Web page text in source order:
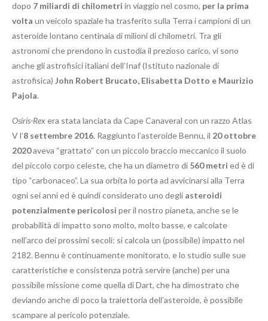
dopo 7 miliardi di chilometri in viaggio nel cosmo, per la prima
volta un veicolo spaziale ha trasferito sulla Terra i campioni di un
asteroide lontano centinaia di milioni di chilometri. Tra gli
astronomi che prendono in custodia il prezioso carico, vi sono
anche gli astrofisici italiani dell’Inaf (Istituto nazionale di
astrofisica) John Robert Brucato, Elisabetta Dotto e Maurizio
Pajola.
Osiris-Rexera stata lanciata da Cape Canaveral con un razzo Atlas
V l’8 settembre 2016. Raggiunto l’asteroide Bennu, il 20 ottobre
2020aveva “grattato” con un piccolo braccio meccanico il suolo
del piccolo corpo celeste, che ha un diametro di 560 metri ed è di
tipo “carbonaceo”. La sua orbita lo porta ad avvicinarsi alla Terra
ogni sei anni ed è quindi considerato uno degli asteroidi
potenzialmente pericolosi per il nostro pianeta, anche se le
probabilità di impatto sono molto, molto basse, e calcolate
nell’arco dei prossimi secoli: si calcola un (possibile) impatto nel
2182. Bennu è continuamente monitorato, e lo studio sulle sue
caratteristiche e consistenza potrà servire (anche) per una
possibile missione come quella di Dart, che ha dimostrato che
deviando anche di poco la traiettoria dell’asteroide, è possibile
scampare al pericolo potenziale.